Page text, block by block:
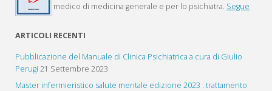
medico di medicina generale e per lo psichiatra. Segue
ARTICOLI RECENTI
Pubblicazione del Manuale di Clinica Psichiatrica a cura di Giulio
Perugi 21 Settembre 2023
Master infermieristico salute mentale edizione 2023 : trattamento